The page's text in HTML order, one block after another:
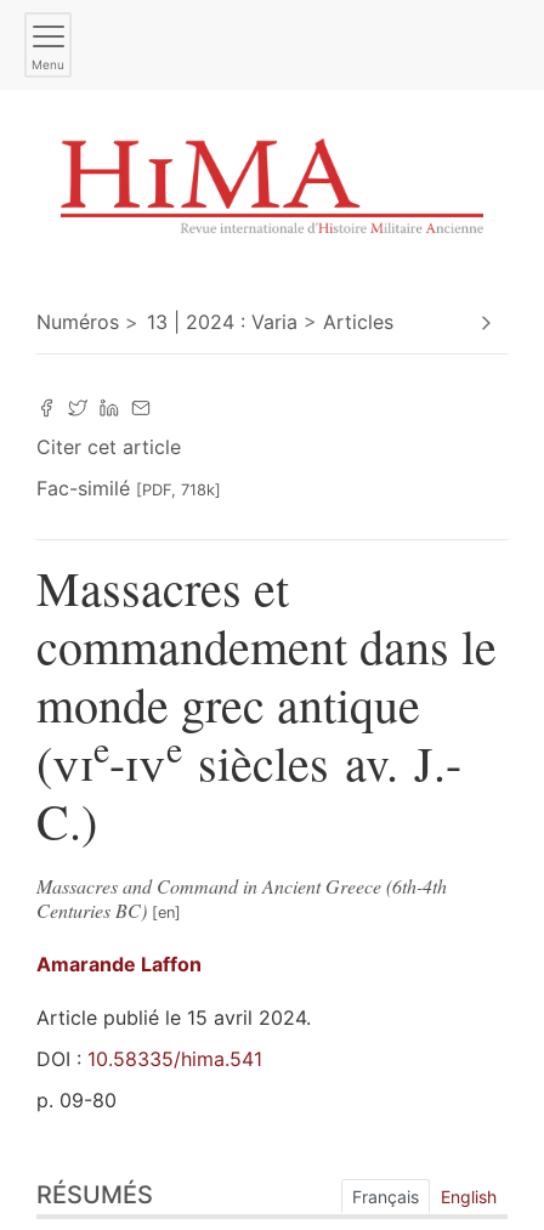
Menu
Numéros 13 | 2024 : Varia Articles
Citer cet article
Fac-similé [PDF, 718k]
Massacres et
commandement dans le
monde grec antique
(vie-ive siècles av. J.-
C.)
Massacres and Command in Ancient Greece (6th-4th
Centuries BC)
Amarande Laffon
Article publié le 15 avril 2024.
DOI : 10.58335/hima.541
p. 09-80
Index
Plan
RÉSUMÉS Français English